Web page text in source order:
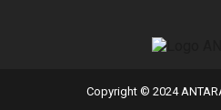
Copyright © 2024